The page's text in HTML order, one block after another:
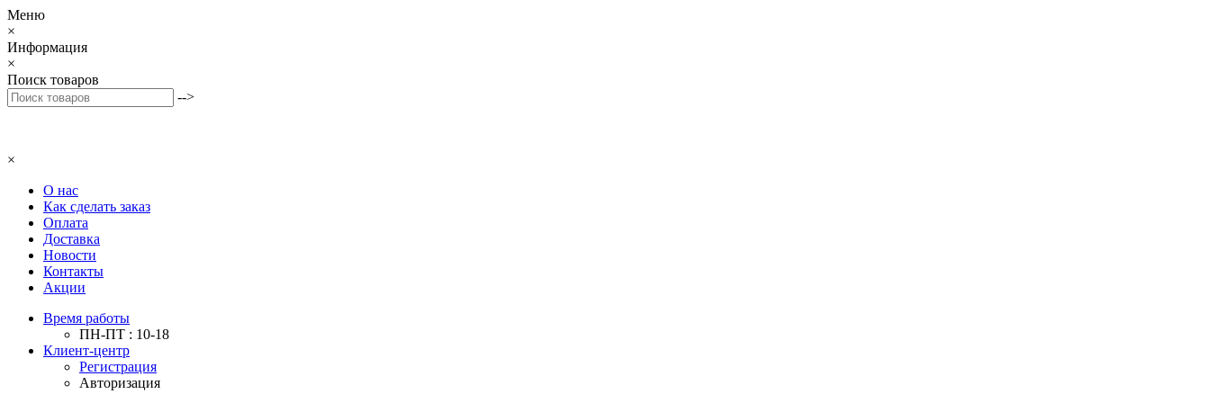
Меню
×
Информация
×
Поиск товаров
-->
×
О нас
Как сделать заказ
Оплата
Доставка
Новости
Контакты
Акции
Время работы
ПН-ПТ : 10-18
Клиент-центр
Регистрация
Авторизация